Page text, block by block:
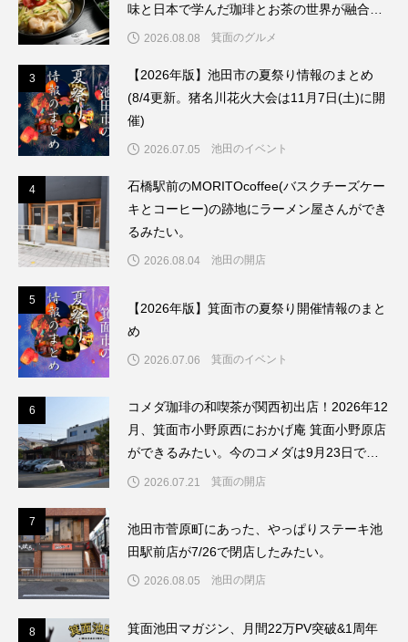
味と日本で学んだ珈琲とお茶の世界が融合し
たお店だった。
2026.08.08 箕面のグルメ
3
【2026年版】池田市の夏祭り情報のまとめ
(8/4更新。猪名川花火大会は11月7日(土)に開
催)
2026.07.05 池田のイベント
4
石橋駅前のMORITOcoffee(バスクチーズケー
キとコーヒー)の跡地にラーメン屋さんができ
るみたい。
2026.08.04 池田の開店
5
【2026年版】箕面市の夏祭り開催情報のまと
め
2026.07.06 箕面のイベント
6
コメダ珈琲の和喫茶が関西初出店！2026年12
月、箕面市小野原西におかげ庵 箕面小野原店
ができるみたい。今のコメダは9月23日で閉
店してリブランドするんだって。
2026.07.21 箕面の開店
7
池田市菅原町にあった、やっぱりステーキ池
田駅前店が7/26で閉店したみたい。
2026.08.05 池田の閉店
8
箕面池田マガジン、月間22万PV突破&1周年